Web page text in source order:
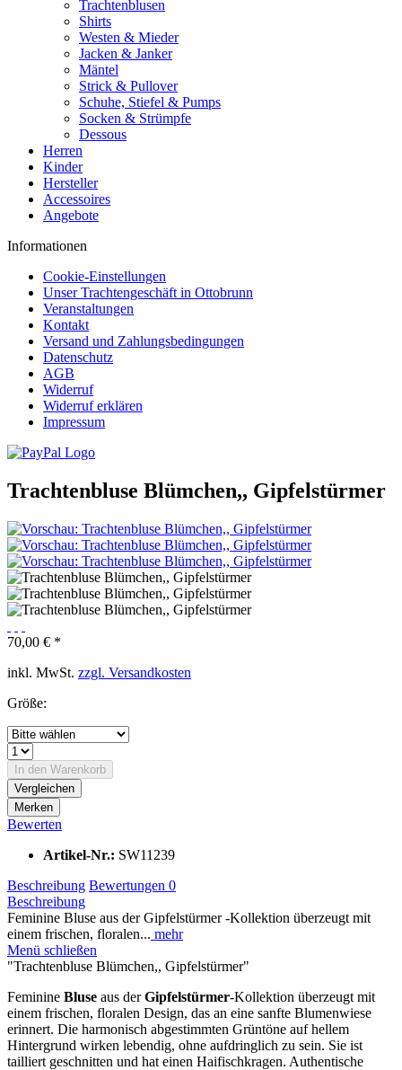
Trachtenblusen
Shirts
Westen & Mieder
Jacken & Janker
Mäntel
Strick & Pullover
Schuhe, Stiefel & Pumps
Socken & Strümpfe
Dessous
Herren
Kinder
Hersteller
Accessoires
Angebote
Informationen
Cookie-Einstellungen
Unser Trachtengeschäft in Ottobrunn
Veranstaltungen
Kontakt
Versand und Zahlungsbedingungen
Datenschutz
AGB
Widerruf
Widerruf erklären
Impressum
Trachtenbluse Blümchen,, Gipfelstürmer
70,00 € *
inkl. MwSt. zzgl. Versandkosten
Größe:
In den Warenkorb
Vergleichen
Merken
Bewerten
Artikel-Nr.: SW11239
Beschreibung Bewertungen 0
Beschreibung
Feminine Bluse aus der Gipfelstürmer -Kollektion überzeugt mit
einem frischen, floralen... mehr
Menü schließen
"Trachtenbluse Blümchen,, Gipfelstürmer"
Feminine Bluse aus derGipfelstürmer-Kollektion überzeugt mit
einem frischen, floralen Design, das an eine sanfte Blumenwiese
erinnert. Die harmonisch abgestimmten Grüntöne auf hellem
Hintergrund wirken lebendig, ohne aufdringlich zu sein. Sie ist
tailliert geschnitten und hat einen Haifischkragen. Authentische